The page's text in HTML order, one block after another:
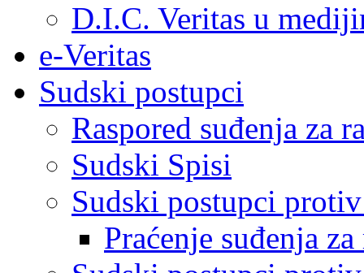
D.I.C. Veritas u
e-Veritas
Sudski postupci
Raspored suđenja za
Sudski Spisi
Sudski postupci
Praćenje suđenja